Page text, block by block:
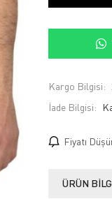
Kargo Bilgisi:
İade Bilgisi:
Fiyatı
ÜRÜN